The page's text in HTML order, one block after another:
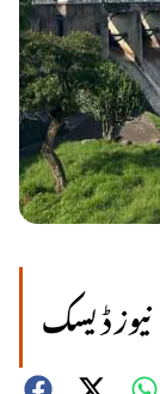
نیوز ڈیسک